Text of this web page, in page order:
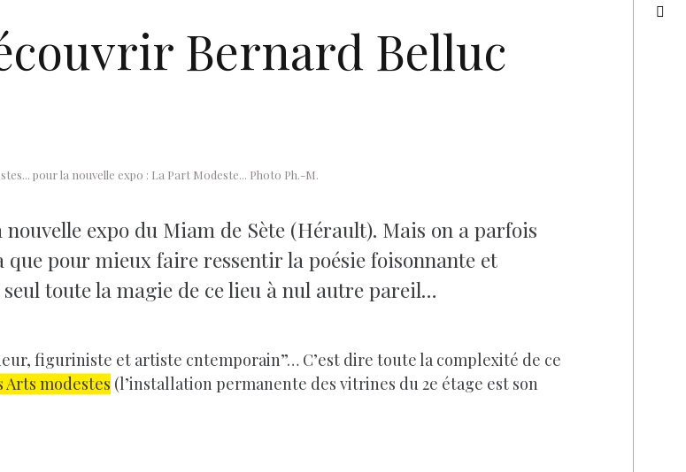
Bernard Belluc
pour la nouvelle expo : La Part Modeste... Photo Ph.-M.
nouvelle expo du Miam de Sète (Hérault). Mais on a parfois
pour mieux faire ressentir la poésie foisonnante et
toute la magie de ce lieu à nul autre pareil…
figuriniste et artiste cntemporain”… C’est dire toute la complexité de ce
Arts modestes (l’installation permanente des vitrines du 2e étage est son